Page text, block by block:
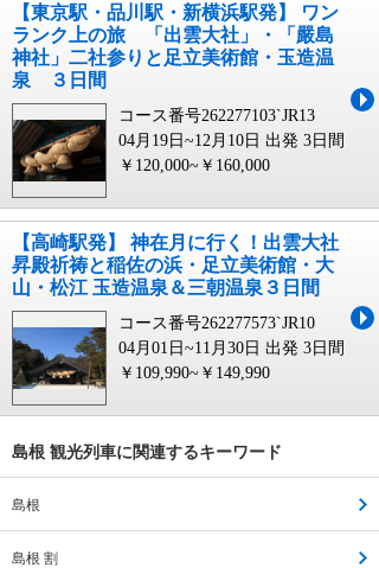
【東京駅・品川駅・新横浜駅発】 ワン
ランク上の旅 「出雲大社」・「嚴島
神社」二社参りと足立美術館・玉造温
泉 ３日間
コース番号262277103`JR13
04月19日~12月10日 出発 3日間
￥120,000~￥160,000
【高崎駅発】 神在月に行く！出雲大社
昇殿祈祷と稲佐の浜・足立美術館・大
山・松江 玉造温泉＆三朝温泉３日間
コース番号262277573`JR10
04月01日~11月30日 出発 3日間
￥109,990~￥149,990
島根 観光列車に関連するキーワード
島根
島根 割